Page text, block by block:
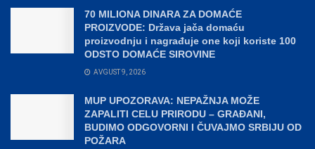
70 MILIONA DINARA ZA DOMAĆE
PROIZVODE: Država jača domaću
proizvodnju i nagrađuje one koji koriste 100
ODSTO DOMAĆE SIROVINE
AVGUST 9, 2026
MUP UPOZORAVA: NEPAŽNJA MOŽE
ZAPALITI CELU PRIRODU – GRAĐANI,
BUDIMO ODGOVORNI I ČUVAJMO SRBIJU OD
POŽARA